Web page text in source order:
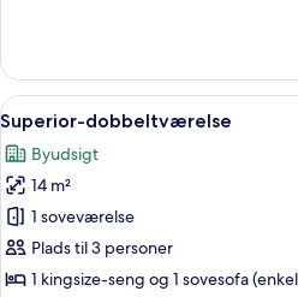
Double
Room
Queen
Indlæs
alle
billeder
af
Superior-
dobbeltværelse
Et
8
Superior-dobbeltværelse
Byudsigt
14 m²
1 soveværelse
Plads til 3 personer
1 kingsize-seng og 1 sovesofa